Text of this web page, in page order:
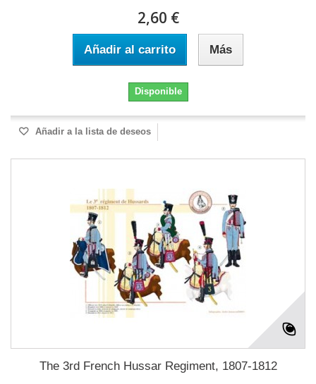
2,60 €
Añadir al carrito Más
Disponible
Añadir a la lista de deseos
The 3rd French Hussar Regiment, 1807-1812